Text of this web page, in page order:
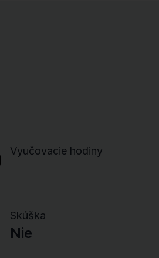
Vyučovacie hodiny
Skúška
Nie